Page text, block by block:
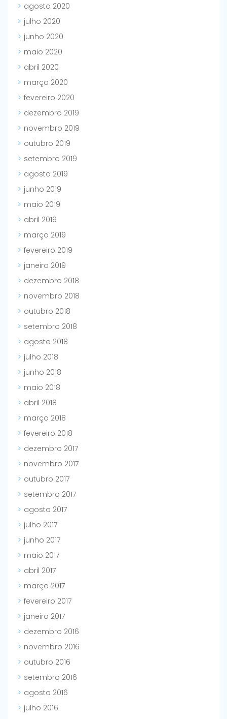
agosto 2020
julho 2020
junho 2020
maio 2020
abril 2020
março 2020
fevereiro 2020
dezembro 2019
novembro 2019
outubro 2019
setembro 2019
agosto 2019
junho 2019
maio 2019
abril 2019
março 2019
fevereiro 2019
janeiro 2019
dezembro 2018
novembro 2018
outubro 2018
setembro 2018
agosto 2018
julho 2018
junho 2018
maio 2018
abril 2018
março 2018
fevereiro 2018
dezembro 2017
novembro 2017
outubro 2017
setembro 2017
agosto 2017
julho 2017
junho 2017
maio 2017
abril 2017
março 2017
fevereiro 2017
janeiro 2017
dezembro 2016
novembro 2016
outubro 2016
setembro 2016
agosto 2016
julho 2016